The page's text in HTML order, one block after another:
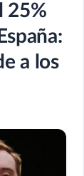
25%
a los